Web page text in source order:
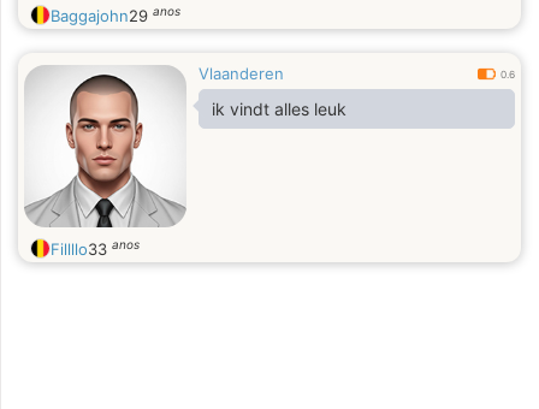
Baggajohn29 anos
Vlaanderen 0.6
ik vindt alles leuk
Fillllo33 anos